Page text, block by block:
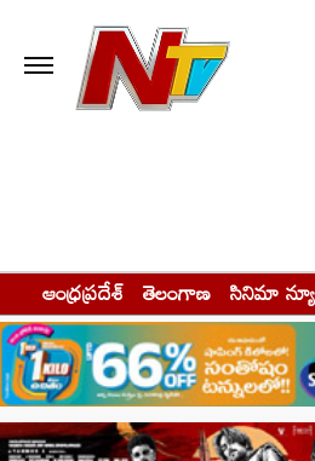
ఆంధ్రప్రదేశ్ తెలంగాణ సినిమా